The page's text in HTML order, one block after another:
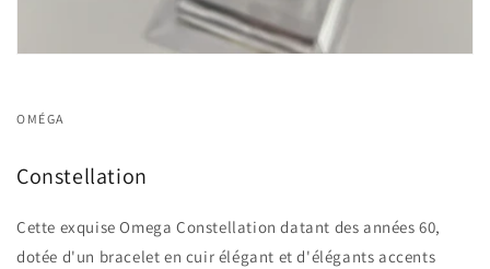
OMÉGA
Constellation
Cette exquise Omega Constellation datant des années 60,
dotée d'un bracelet en cuir élégant et d'élégants accents